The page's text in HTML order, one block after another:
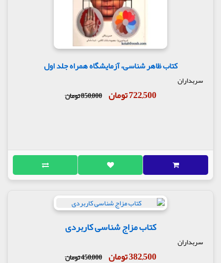
کتاب ظاهر شناسی، آزمایشگاه همراه جلد اول
سربداران
722,500 تومان 850,000 تومان
کتاب مزاج شناسی کاربردی
سربداران
382,500 تومان 450,000 تومان